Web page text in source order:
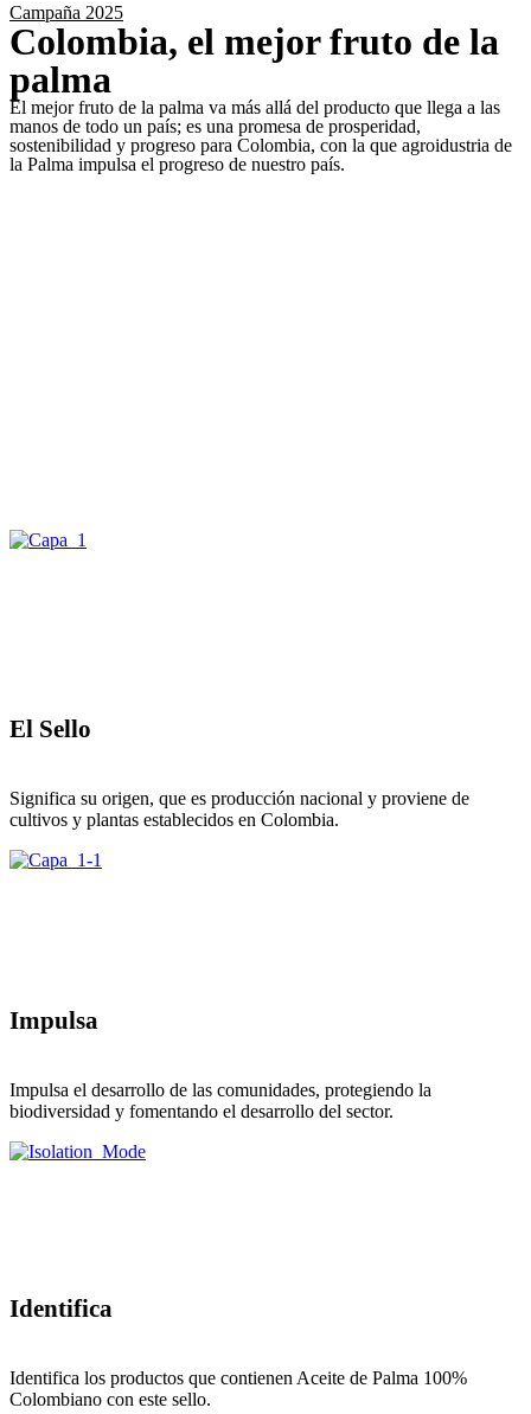
Campaña 2025
Colombia, el mejor fruto de la
palma
El mejor fruto de la palma va más allá del producto que llega a las
manos de todo un país; es una promesa de prosperidad,
sostenibilidad y progreso para Colombia, con la que agroidustria de
la Palma impulsa el progreso de nuestro país.
El Sello
Significa su origen, que es producción nacional y proviene de
cultivos y plantas establecidos en Colombia.
Impulsa
Impulsa el desarrollo de las comunidades, protegiendo la
biodiversidad y fomentando el desarrollo del sector.
Identifica
Identifica los productos que contienen Aceite de Palma 100%
Colombiano con este sello.